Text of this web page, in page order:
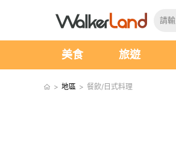
美食 旅遊
> 地區 > 餐飲/日式料理